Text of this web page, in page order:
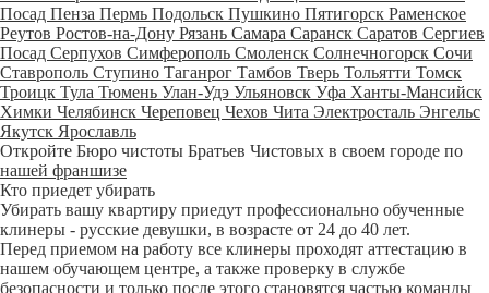
Посад Пенза Пермь Подольск Пушкино Пятигорск Раменское
Реутов Ростов-на-Дону Рязань Самара Саранск Саратов Сергиев
Посад Серпухов Симферополь Смоленск Солнечногорск Сочи
Ставрополь Ступино Таганрог Тамбов Тверь Тольятти Томск
Троицк Тула Тюмень Улан-Удэ Ульяновск Уфа Ханты-Мансийск
Химки Челябинск Череповец Чехов Чита Электросталь Энгельс
Якутск Ярославль
Откройте Бюро чистоты Братьев Чистовых в своем городе по
нашей франшизе
Кто приедет убирать
Убирать вашу квартиру приедут профессионально обученные
клинеры - русские девушки, в возрасте от 24 до 40 лет.
Перед приемом на работу все клинеры проходят аттестацию в
нашем обучающем центре, а также проверку в службе
безопасности и только после этого становятся частью команды